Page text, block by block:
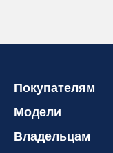
Покупателям
Модели
Владельцам